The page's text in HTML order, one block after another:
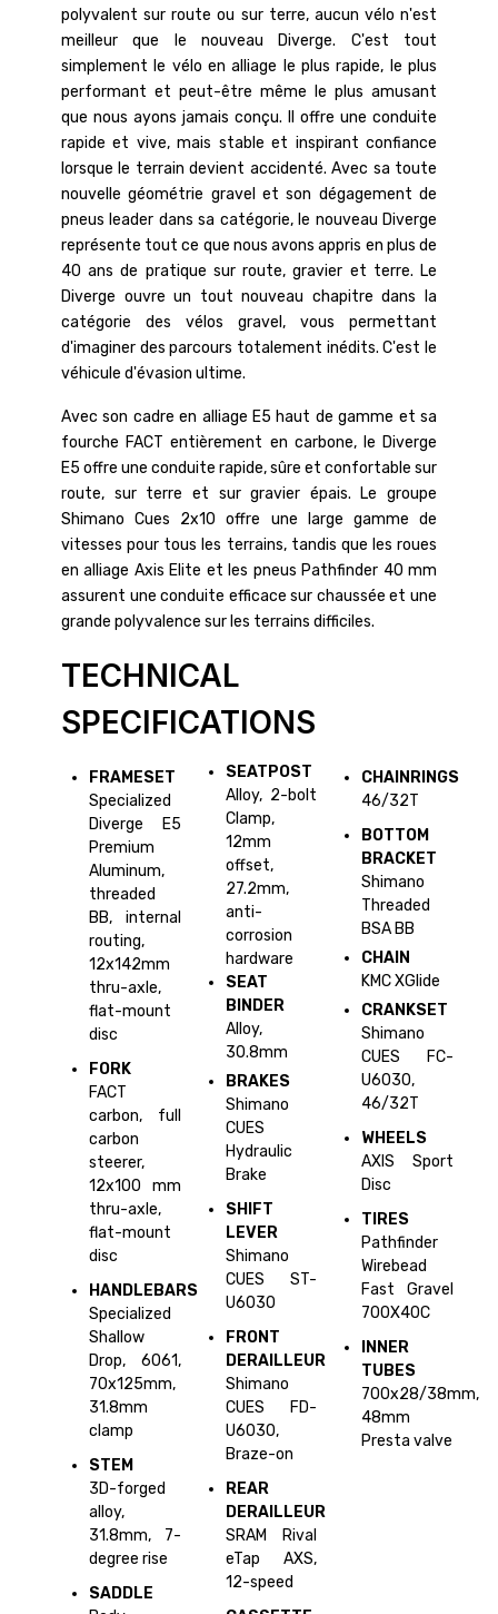
polyvalent sur route ou sur terre, aucun vélo n'est
meilleur que le nouveau Diverge. C'est tout
simplement le vélo en alliage le plus rapide, le plus
performant et peut-être même le plus amusant
que nous ayons jamais conçu. Il offre une conduite
rapide et vive, mais stable et inspirant confiance
lorsque le terrain devient accidenté. Avec sa toute
nouvelle géométrie gravel et son dégagement de
pneus leader dans sa catégorie, le nouveau Diverge
représente tout ce que nous avons appris en plus de
40 ans de pratique sur route, gravier et terre. Le
Diverge ouvre un tout nouveau chapitre dans la
catégorie des vélos gravel, vous permettant
d'imaginer des parcours totalement inédits. C'est le
véhicule d'évasion ultime.
Avec son cadre en alliage E5 haut de gamme et sa
fourche FACT entièrement en carbone, le Diverge
E5 offre une conduite rapide, sûre et confortable sur
route, sur terre et sur gravier épais. Le groupe
Shimano Cues 2x10 offre une large gamme de
vitesses pour tous les terrains, tandis que les roues
en alliage Axis Elite et les pneus Pathfinder 40 mm
assurent une conduite efficace sur chaussée et une
grande polyvalence sur les terrains difficiles.
TECHNICAL
SPECIFICATIONS
FRAMESET
Specialized
Diverge E5
Premium
Aluminum,
threaded
BB, internal
routing,
12x142mm
thru-axle,
flat-mount
disc
FORK
FACT
carbon, full
carbon
steerer,
12x100 mm
thru-axle,
flat-mount
disc
HANDLEBARS
Specialized
Shallow
Drop, 6061,
70x125mm,
31.8mm
clamp
STEM
3D-forged
alloy,
31.8mm, 7-
degree rise
SADDLE
SEATPOST
Alloy, 2-bolt
Clamp,
12mm
offset,
27.2mm,
anti-
corrosion
hardware
SEAT
BINDER
Alloy,
30.8mm
BRAKES
Shimano
CUES
Hydraulic
Brake
SHIFT
LEVER
Shimano
CUES ST-
U6030
FRONT
DERAILLEUR
Shimano
CUES FD-
U6030,
Braze-on
REAR
DERAILLEUR
SRAM Rival
eTap AXS,
12-speed
CHAINRINGS
46/32T
BOTTOM
BRACKET
Shimano
Threaded
BSA BB
CHAIN
KMC XGlide
CRANKSET
Shimano
CUES FC-
U6030,
46/32T
WHEELS
AXIS Sport
Disc
TIRES
Pathfinder
Wirebead
Fast Gravel
700X40C
INNER
TUBES
700x28/38mm,
48mm
Presta valve